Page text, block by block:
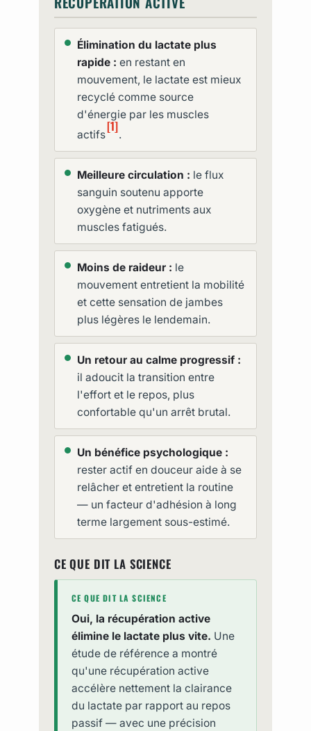
Élimination du lactate plus
rapide : en restant en
mouvement, le lactate est mieux
recyclé comme source
d'énergie par les muscles
actifs
[1]
.
Meilleure circulation : le flux
sanguin soutenu apporte
oxygène et nutriments aux
muscles fatigués.
Moins de raideur : le
mouvement entretient la mobilité
et cette sensation de jambes
plus légères le lendemain.
Un retour au calme progressif :
il adoucit la transition entre
l'effort et le repos, plus
confortable qu'un arrêt brutal.
Un bénéfice psychologique :
rester actif en douceur aide à se
relâcher et entretient la routine
— un facteur d'adhésion à long
terme largement sous-estimé.
CE QUE DIT LA SCIENCE
CE QUE DIT LA SCIENCE
Oui, la récupération active
élimine le lactate plus vite. Une
étude de référence a montré
qu'une récupération active
accélère nettement la clairance
du lactate par rapport au repos
passif — avec une précision